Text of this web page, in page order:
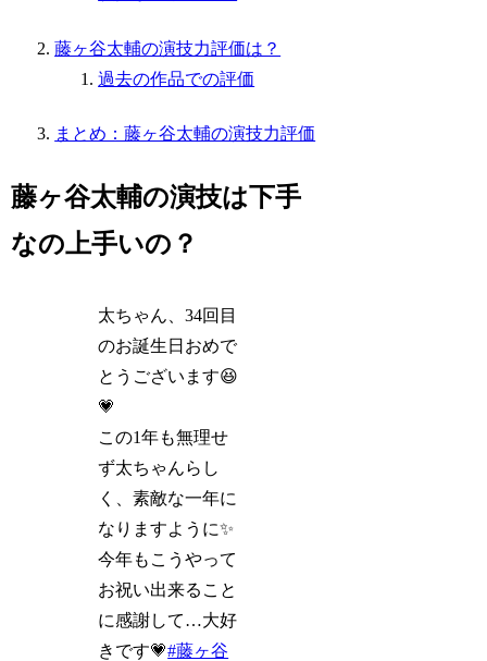
藤ヶ谷太輔の演技力評価は？
過去の作品での評価
まとめ：藤ヶ谷太輔の演技力評価
藤ヶ谷太輔の演技は下手
なの上手いの？
太ちゃん、34回目
のお誕生日おめで
とうございます😆
💗
この1年も無理せ
ず太ちゃんらし
く、素敵な一年に
なりますように✨
今年もこうやって
お祝い出来ること
に感謝して…大好
きです💗#藤ヶ谷